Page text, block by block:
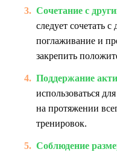
Сочетание с
следует сочетать
поглаживание и
закрепить
Поддержание
использоваться
на протяжении
тренировок.
Соблюдение